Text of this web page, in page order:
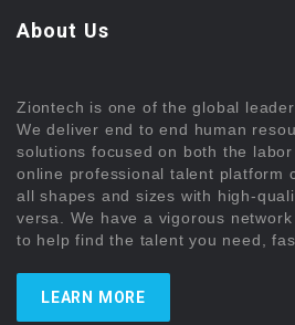
About Us
Ziontech is one of the global
We deliver end to end human
solutions focused on both the
online professional talent platform
all shapes and sizes with high-
versa. We have a vigorous
to help find the talent you need,
LEARN MORE